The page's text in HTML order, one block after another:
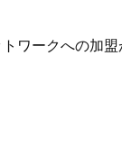
ワークへの加